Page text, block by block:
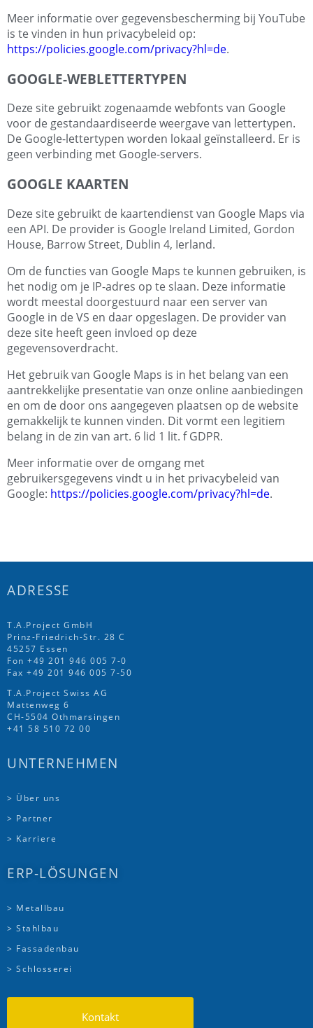
Meer informatie over gegevensbescherming bij YouTube
is te vinden in hun privacybeleid op:
https://policies.google.com/privacy?hl=de.
GOOGLE-WEBLETTERTYPEN
Deze site gebruikt zogenaamde webfonts van Google
voor de gestandaardiseerde weergave van lettertypen.
De Google-lettertypen worden lokaal geïnstalleerd. Er is
geen verbinding met Google-servers.
GOOGLE KAARTEN
Deze site gebruikt de kaartendienst van Google Maps via
een API. De provider is Google Ireland Limited, Gordon
House, Barrow Street, Dublin 4, Ierland.
Om de functies van Google Maps te kunnen gebruiken, is
het nodig om je IP-adres op te slaan. Deze informatie
wordt meestal doorgestuurd naar een server van
Google in de VS en daar opgeslagen. De provider van
deze site heeft geen invloed op deze
gegevensoverdracht.
Het gebruik van Google Maps is in het belang van een
aantrekkelijke presentatie van onze online aanbiedingen
en om de door ons aangegeven plaatsen op de website
gemakkelijk te kunnen vinden. Dit vormt een legitiem
belang in de zin van art. 6 lid 1 lit. f GDPR.
Meer informatie over de omgang met
gebruikersgegevens vindt u in het privacybeleid van
Google: https://policies.google.com/privacy?hl=de.
ADRESSE
T.A.Project GmbH
Prinz-Friedrich-Str. 28 C
45257 Essen
Fon +49 201 946 005 7-0
Fax +49 201 946 005 7-50
T.A.Project Swiss AG
Mattenweg 6
CH-5504 Othmarsingen
+41 58 510 72 00
UNTERNEHMEN
> Über uns
> Partner
> Karriere
ERP-LÖSUNGEN
> Metallbau
> Stahlbau
> Fassadenbau
> Schlosserei
Kontakt